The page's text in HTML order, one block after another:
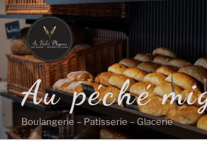
Aller
au
contenu
principal
Au péché
Boulangerie – Patisserie – Glacerie